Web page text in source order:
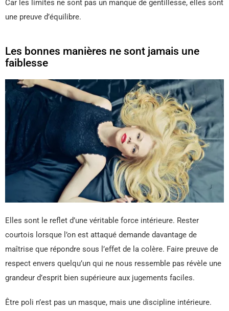
Car les limites ne sont pas un manque de gentillesse, elles sont
une preuve d’équilibre.
Les bonnes manières ne sont jamais une
faiblesse
Elles sont le reflet d’une véritable force intérieure. Rester
courtois lorsque l’on est attaqué demande davantage de
maîtrise que répondre sous l’effet de la colère. Faire preuve de
respect envers quelqu’un qui ne nous ressemble pas révèle une
grandeur d’esprit bien supérieure aux jugements faciles.
Être poli n’est pas un masque, mais une discipline intérieure.